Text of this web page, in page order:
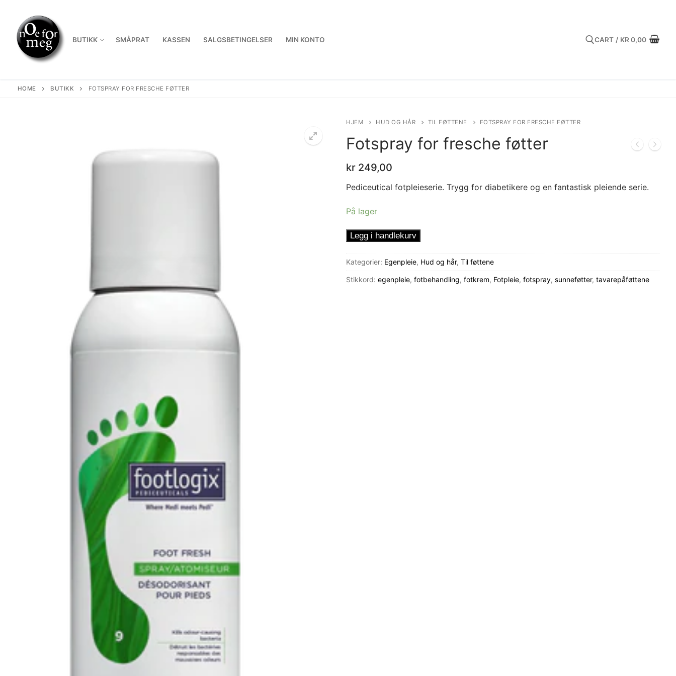
content
BUTIKK SMÅPRAT KASSEN SALGSBETINGELSER MIN KONTO CART / KR 0,00
HOME BUTIKK FOTSPRAY FOR FRESCHE FØTTER
HJEM HUD OG HÅR TIL FØTTENE FOTSPRAY FOR FRESCHE FØTTER
Fotspray for fresche føtter
kr 249,00
Pediceutical fotpleieserie. Trygg for diabetikere og en fantastisk pleiende serie.
På lager
Fotspray
fresche
antall
Legg i handlekurv
Kategorier: Egenpleie, Hud og hår, Til føttene
Stikkord: egenpleie, fotbehandling, fotkrem, Fotpleie, fotspray, sunneføtter, tavarepåføttene